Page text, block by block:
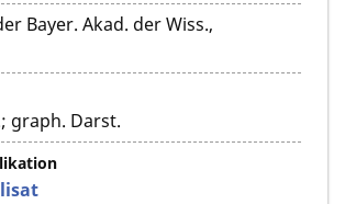
Bayer. Akad. der Wiss.,
graph. Darst.